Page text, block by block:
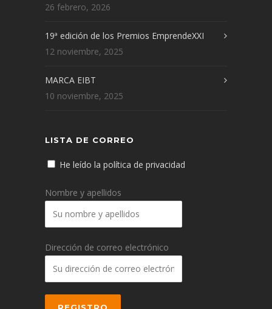
26 febrero, 2026
19ª edición de los Premios EmprendeXXI
12 noviembre, 2025
MARCA EIBT
10 noviembre, 2025
LISTA DE CORREO
He leído la política de privacidad
Nombre y apellidos
Dirección de correo electrónico